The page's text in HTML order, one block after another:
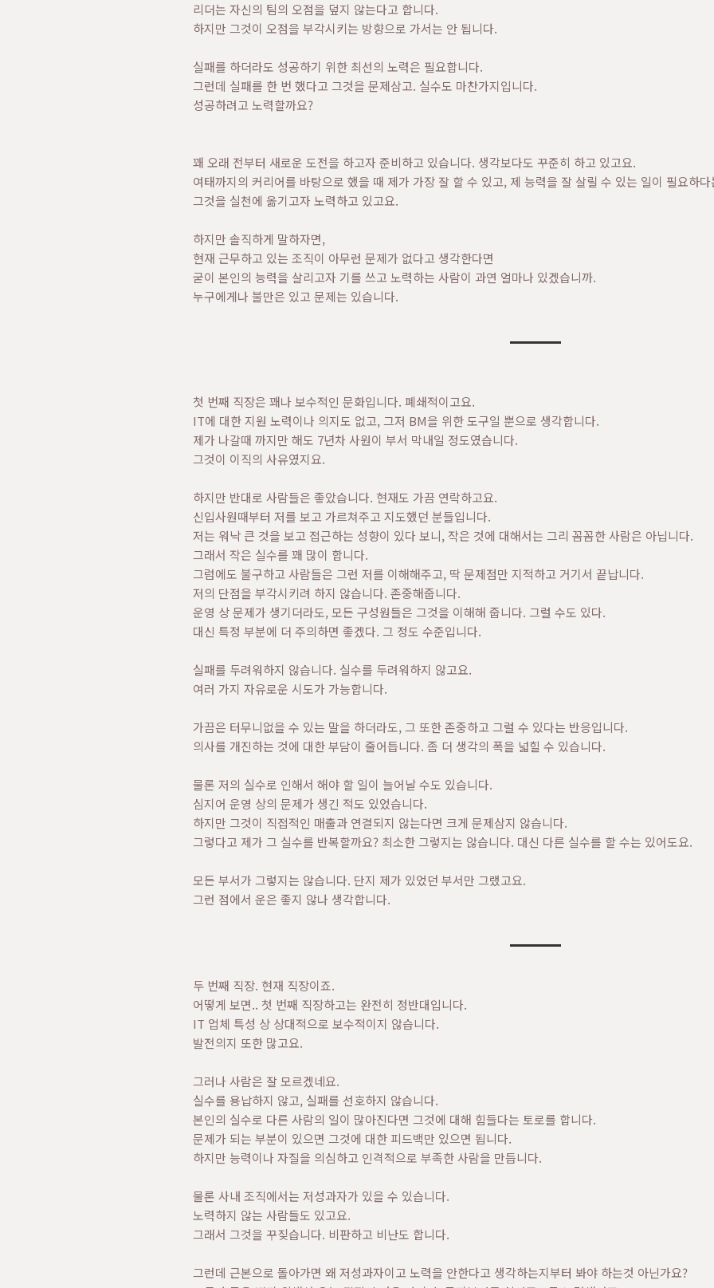
리더는 자신의 팀의 오점을 덮지 않는다고 합니다.
하지만 그것이 오점을 부각시키는 방향으로 가서는 안 됩니다.
실패를 하더라도 성공하기 위한 최선의 노력은 필요합니다.
그런데 실패를 한 번 했다고 그것을 문제삼고. 실수도 마찬가지입니다.
성공하려고 노력할까요?
꽤 오래 전부터 새로운 도전을 하고자 준비하고 있습니다. 생각보다도 꾸준히 하고 있고요.
여태까지의 커리어를 바탕으로 했을 때 제가 가장 잘 할 수 있고, 제 능력을 잘 살릴 수 있는 일이 필요하
그것을 실천에 옮기고자 노력하고 있고요.
하지만 솔직하게 말하자면,
현재 근무하고 있는 조직이 아무런 문제가 없다고 생각한다면
굳이 본인의 능력을 살리고자 기를 쓰고 노력하는 사람이 과연 얼마나 있겠습니까.
누구에게나 불만은 있고 문제는 있습니다.
첫 번째 직장은 꽤나 보수적인 문화입니다. 폐쇄적이고요.
IT에 대한 지원 노력이나 의지도 없고, 그저 BM을 위한 도구일 뿐으로 생각합니다.
제가 나갈때 까지만 해도 7년차 사원이 부서 막내일 정도였습니다.
그것이 이직의 사유였지요.
하지만 반대로 사람들은 좋았습니다. 현재도 가끔 연락하고요.
신입사원때부터 저를 보고 가르쳐주고 지도했던 분들입니다.
저는 워낙 큰 것을 보고 접근하는 성향이 있다 보니, 작은 것에 대해서는 그리 꼼꼼한 사람은 아닙니다.
그래서 작은 실수를 꽤 많이 합니다.
그럼에도 불구하고 사람들은 그런 저를 이해해주고, 딱 문제점만 지적하고 거기서 끝납니다.
저의 단점을 부각시키려 하지 않습니다. 존중해줍니다.
운영 상 문제가 생기더라도, 모든 구성원들은 그것을 이해해 줍니다. 그럴 수도 있다.
대신 특정 부분에 더 주의하면 좋겠다. 그 정도 수준입니다.
실패를 두려워하지 않습니다. 실수를 두려워하지 않고요.
여러 가지 자유로운 시도가 가능합니다.
가끔은 터무니없을 수 있는 말을 하더라도, 그 또한 존중하고 그럴 수 있다는 반응입니다.
의사를 개진하는 것에 대한 부담이 줄어듭니다. 좀 더 생각의 폭을 넓힐 수 있습니다.
물론 저의 실수로 인해서 해야 할 일이 늘어날 수도 있습니다.
심지어 운영 상의 문제가 생긴 적도 있었습니다.
하지만 그것이 직접적인 매출과 연결되지 않는다면 크게 문제삼지 않습니다.
그렇다고 제가 그 실수를 반복할까요? 최소한 그렇지는 않습니다. 대신 다른 실수를 할 수는 있어도요.
모든 부서가 그렇지는 않습니다. 단지 제가 있었던 부서만 그랬고요.
그런 점에서 운은 좋지 않나 생각합니다.
두 번째 직장. 현재 직장이죠.
어떻게 보면.. 첫 번째 직장하고는 완전히 정반대입니다.
IT 업체 특성 상 상대적으로 보수적이지 않습니다.
발전의지 또한 많고요.
그러나 사람은 잘 모르겠네요.
실수를 용납하지 않고, 실패를 선호하지 않습니다.
본인의 실수로 다른 사람의 일이 많아진다면 그것에 대해 힘들다는 토로를 합니다.
문제가 되는 부분이 있으면 그것에 대한 피드백만 있으면 됩니다.
하지만 능력이나 자질을 의심하고 인격적으로 부족한 사람을 만듭니다.
물론 사내 조직에서는 저성과자가 있을 수 있습니다.
노력하지 않는 사람들도 있고요.
그래서 그것을 꾸짖습니다. 비판하고 비난도 합니다.
그런데 근본으로 돌아가면 왜 저성과자이고 노력을 안한다고 생각하는지부터 봐야 하는것 아닌가요?